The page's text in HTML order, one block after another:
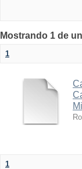
Mostrando 1 de
1
1